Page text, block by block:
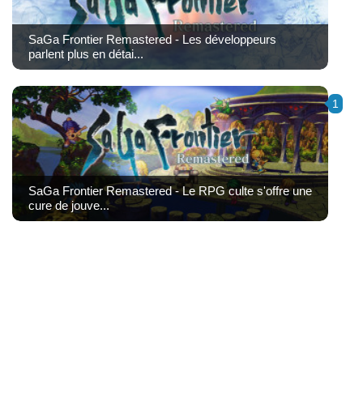
SaGa Frontier Remastered - Les développeurs
parlent plus en détai...
1
SaGa Frontier Remastered - Le RPG culte s'offre une
cure de jouve...